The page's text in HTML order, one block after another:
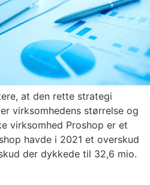
at den rette strategi
virksomhedens størrelse og
virksomhed Proshop er et
havde i 2021 et overskud
der dykkede til 32,6 mio.